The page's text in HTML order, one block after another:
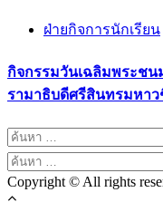
ฝ่ายกิจการนักเรียน
กิจกรรมวันเฉลิมพระชน
รามาธิบดีศรีสินทรมหาว
ค้นหา
สำหรับ:
ค้นหา
สำหรับ:
Copyright © All rights